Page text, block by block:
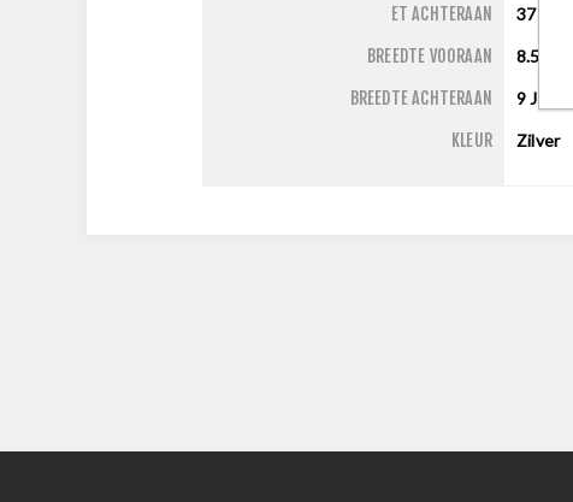
ET ACHTERAAN 37
BREEDTE VOORAAN 8.5
BREEDTE ACHTERAAN 9J
KLEUR Zilver